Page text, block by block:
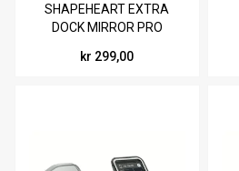
SHAPEHEART EXTRA
DOCK MIRROR PRO
kr 299,00